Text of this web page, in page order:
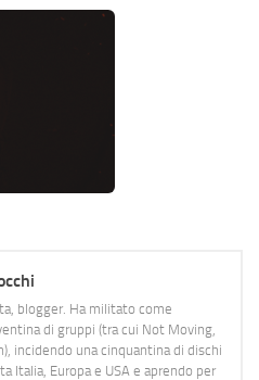
blogger. Ha militato come
di gruppi (tra cui Not Moving,
incidendo una cinquantina di dischi
Italia, Europa e USA e aprendo per